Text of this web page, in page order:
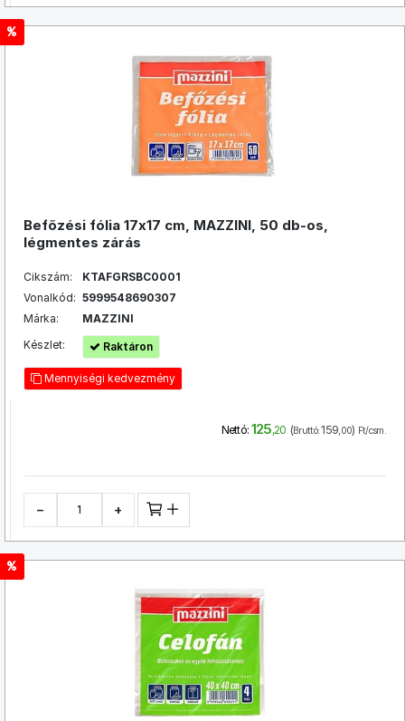
Befőzési fólia 17x17 cm, MAZZINI, 50 db-os,
légmentes zárás
Cikszám:
KTAFGRSBC0001
Vonalkód: 5999548690307
Márka:
MAZZINI
Készlet:
Raktáron
Mennyiségi kedvezmény
Nettó: 125,20 (Bruttó:159,00) Ft/csm.
− +